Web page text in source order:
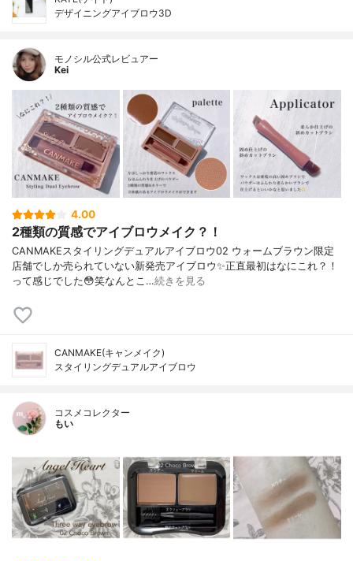
デザイニングアイブロウ3D
モノシル公式レビュアー
Kei
4.00
2種類の質感でアイブロウメイク？！
CANMAKEスタイリングデュアルアイブロウ02 ウォームブラウン限定
店舗でしか売られていない新発売アイブロウ✨正直最初はなにこれ？！
って感じでした😳笑なんとこ…続きを見る
CANMAKE(キャンメイク)
スタイリングデュアルアイブロウ
コスメコレクター
もい